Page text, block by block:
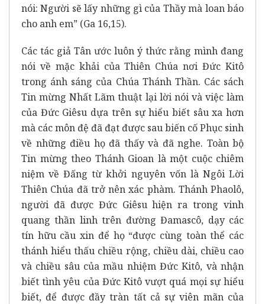
nói: Người sẽ lấy những gì của Thầy mà loan báo
cho anh em” (Ga 16,15).
Các tác giả Tân ước luôn ý thức rằng mình đang
nói về mặc khải của Thiên Chúa nơi Đức Kitô
trong ánh sáng của Chúa Thánh Thần. Các sách
Tin mừng Nhất Lãm thuật lại lời nói và việc làm
của Đức Giêsu dựa trên sự hiểu biết sâu xa hơn
mà các môn đệ đã đạt được sau biến cố Phục sinh
về những điều họ đã thấy và đã nghe. Toàn bộ
Tin mừng theo Thánh Gioan là một cuộc chiêm
niệm về Đấng từ khởi nguyên vốn là Ngôi Lời
Thiên Chúa đã trở nên xác phàm. Thánh Phaolô,
người đã được Đức Giêsu hiện ra trong vinh
quang thần linh trên đường Đamascô, dạy các
tín hữu cầu xin để họ “được cùng toàn thể các
thánh hiểu thấu chiều rộng, chiều dài, chiều cao
và chiều sâu của mầu nhiệm Đức Kitô, và nhận
biết tình yêu của Đức Kitô vượt quá mọi sự hiểu
biết, để được đầy tràn tất cả sự viên mãn của